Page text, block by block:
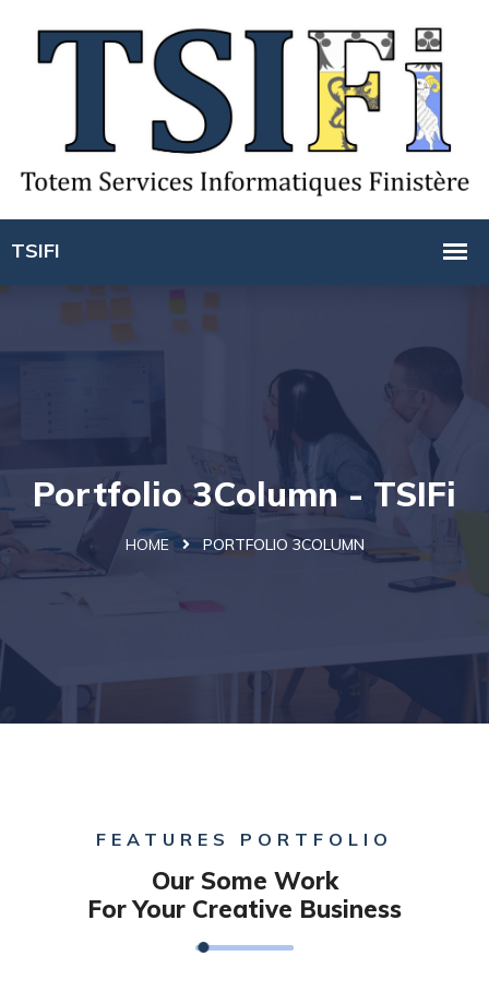
Portfolio 3Column - TSIFi
HOME PORTFOLIO 3COLUMN
FEATURES PORTFOLIO
Our Some Work
For Your Creative Business